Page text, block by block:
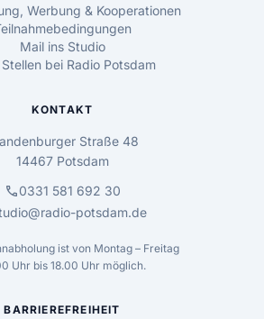
Werbung & Kooperationen
Mail ins Studio
Stellen bei Radio Potsdam
KONTAKT
Straße 48
14467 Potsdam
call0331 581 692 30
potsdam.de
ist von Montag – Freitag
Uhr bis 18.00 Uhr möglich.
BARRIEREFREIHEIT